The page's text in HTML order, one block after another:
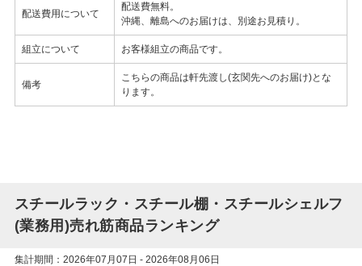
配送費用について
配送費無料。
沖縄、離島へのお届けは、別途お見積り。
組立について お客様組立の商品です。
備考
こちらの商品は軒先渡し(玄関先へのお届け)とな
ります。
スチールラック・スチール棚・スチールシェルフ
(業務用)売れ筋商品ランキング
集計期間：2026年07月07日 - 2026年08月06日